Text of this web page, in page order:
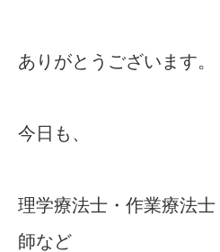
ありがとうございます。
今日も、
理学療法士・作業療法
師など